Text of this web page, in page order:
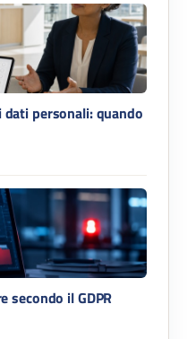
personali: quando
secondo il GDPR